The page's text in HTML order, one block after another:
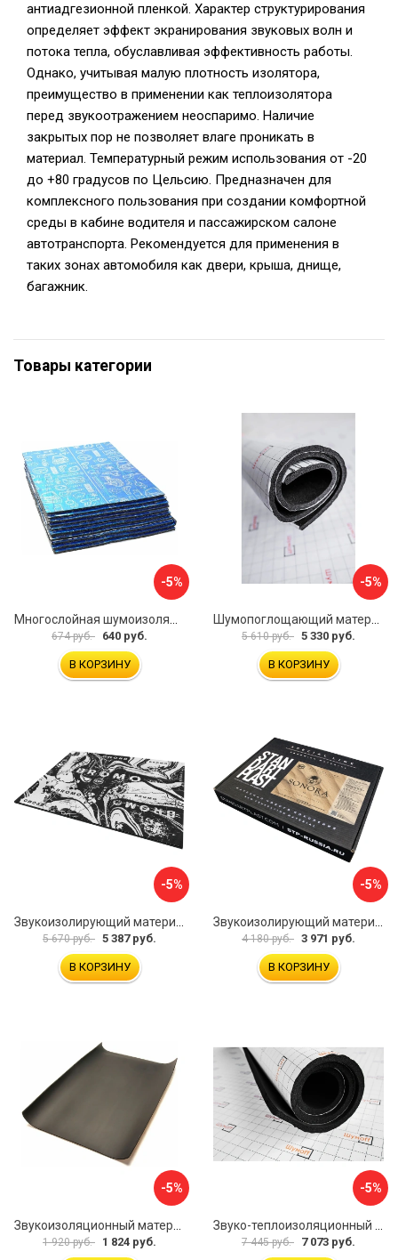
антиадгезионной пленкой. Характер структурирования
определяет эффект экранирования звуковых волн и
потока тепла, обуславливая эффективность работы.
Однако, учитывая малую плотность изолятора,
преимущество в применении как теплоизолятора
перед звукоотражением неоспаримо. Наличие
закрытых пор не позволяет влаге проникать в
материал. Температурный режим использования от -20
до +80 градусов по Цельсию. Предназначен для
комплексного пользования при создании комфортной
среды в кабине водителя и пассажирском салоне
автотранспорта. Рекомендуется для применения в
таких зонах автомобиля как двери, крыша, днище,
багажник.
Товары категории
-5%
674 руб. 640 руб.
В КОРЗИНУ
-5%
5 610 руб. 5 330 руб.
В КОРЗИНУ
-5%
Звукоизолирующий материал STP Bromo 54253
5 670 руб. 5 387 руб.
В КОРЗИНУ
-5%
Звукоизолирующий материал STP Sonora 54254
4 180 руб. 3 971 руб.
В КОРЗИНУ
-5%
1 920 руб. 1 824 руб.
-5%
7 445 руб. 7 073 руб.